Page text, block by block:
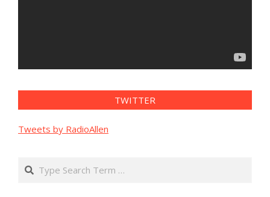
TWITTER
Tweets by RadioAllen
Search